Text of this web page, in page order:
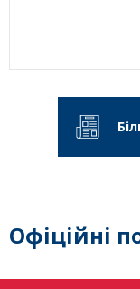
Офіційні